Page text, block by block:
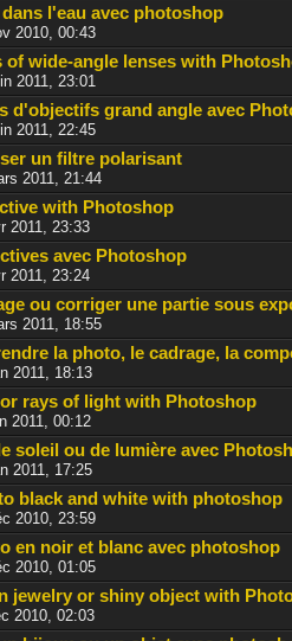
l'eau avec photoshop
2010, 00:43
of wide-angle lenses with
2011, 23:01
d'objectifs grand angle avec
2011, 22:45
un filtre polarisant
2011, 21:44
with Photoshop
2011, 23:33
avec Photoshop
2011, 23:24
ou corriger une partie sous
2011, 18:55
la photo, le cadrage, la
2011, 18:13
rays of light with Photoshop
2011, 00:12
soleil ou de lumière avec
2011, 17:25
black and white with photoshop
2010, 23:59
en noir et blanc avec photoshop
2010, 01:05
jewelry or shiny object with
2010, 02:03